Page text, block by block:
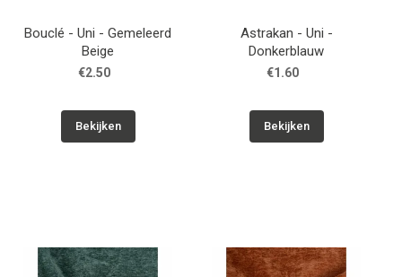
Bouclé - Uni - Gemeleerd
Beige
€2.50
Bekijken
Astrakan - Uni -
Donkerblauw
€1.60
Bekijken